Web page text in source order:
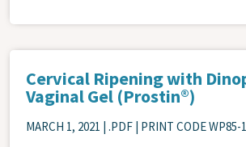
Cervical Ripening with
Vaginal Gel (Prostin®)
MARCH 1, 2021 | .PDF | PRINT CODE WP85-